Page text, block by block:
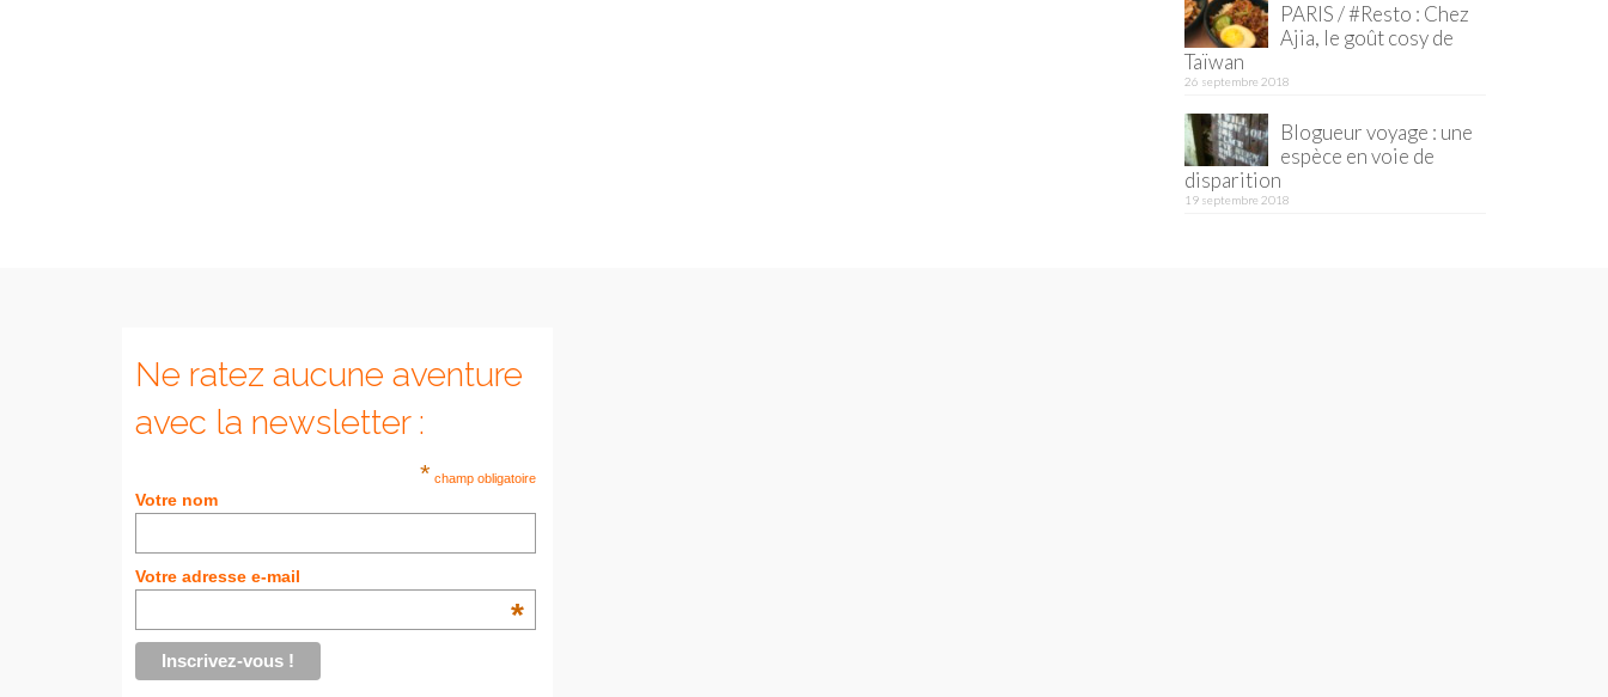
PARIS / #Resto : Chez
Ajia, le goût cosy de
Taïwan
26 septembre 2018
Blogueur voyage : une
espèce en voie de
disparition
19 septembre 2018
Ne ratez aucune aventure
avec la newsletter :
* champ obligatoire
Votre nom
Votre adresse e-mail
*